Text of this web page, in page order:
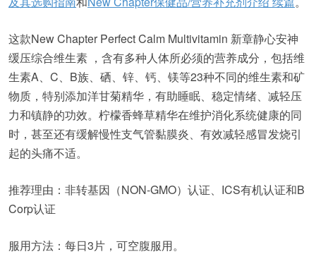
这款New Chapter Perfect Calm Multivitamin 新章静心安神
缓压综合维生素 ，含有多种人体所必须的营养成分，包括维
生素A、C、B族、硒、锌、钙、镁等23种不同的维生素和矿
物质，特别添加洋甘菊精华，有助睡眠、稳定情绪、减轻压
力和镇静的功效。柠檬香蜂草精华在维护消化系统健康的同
时，甚至还有缓解慢性支气管黏膜炎、有效减轻感冒发烧引
起的头痛不适。
推荐理由：非转基因（NON-GMO）认证、ICS有机认证和B
Corp认证
服用方法：每日3片，可空腹服用。